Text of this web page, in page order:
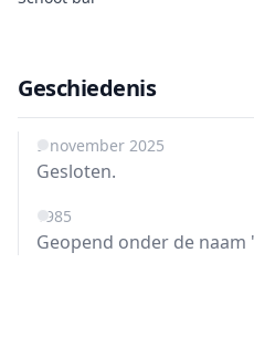
Geschiedenis
9 november 2025
Gesloten.
1985
Geopend onder de